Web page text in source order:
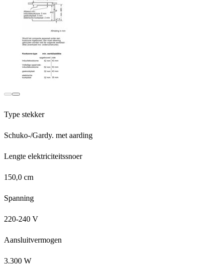
TerugVerder
Type stekker
Schuko-/Gardy. met aarding
Lengte elektriciteitssnoer
150,0 cm
Spanning
220-240 V
Aansluitvermogen
3.300 W